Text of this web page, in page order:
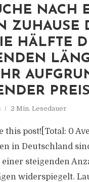
NACH
ZUHAUSE
HÄLFTE
2 Min. Lesedauer
this post![Total: 0
in Deutschland
steigenden
widerspiegelt.